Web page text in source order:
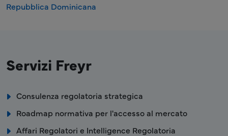
Repubblica Dominicana
Servizi Freyr
Consulenza regolatoria strategica
Roadmap normativa per l'accesso al mercato
Affari Regolatori e Intelligence Regolatoria